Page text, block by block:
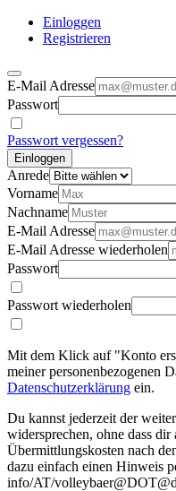
Einloggen
Registrieren
E-Mail Adresse
Passwort
Passwort vergessen?
Einloggen
Anrede
Vorname
Nachname
E-Mail Adresse
E-Mail Adresse wiederholen
Passwort
Passwort wiederholen
Mit dem Klick auf "Konto
meiner personenbezogenen
Datenschutzerklärung ein.
Du kannst jederzeit der
widersprechen, ohne dass dir
Übermittlungskosten nach
dazu einfach einen Hinweis
info/AT/